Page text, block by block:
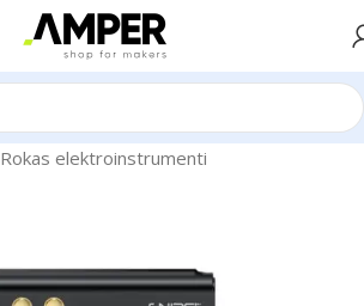
Rokas elektroinstrumenti